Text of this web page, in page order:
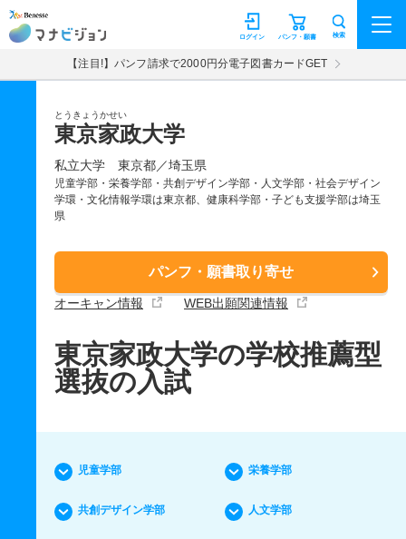
マナビジョン パンフ・願書
ログイン 検索
【注目!】パンフ請求で2000円分電子図書カードGET
とうきょうかせい
東京家政大学
私立大学 東京都／埼玉県
児童学部・栄養学部・共創デザイン学部・人文学部・社会デザイン
学環・文化情報学環は東京都、健康科学部・子ども支援学部は埼玉
県
パンフ・願書取り寄せ
オーキャン情報 WEB出願関連情報
東京家政大学の学校推薦型
選抜の入試
児童学部 栄養学部
共創デザイン学部 人文学部